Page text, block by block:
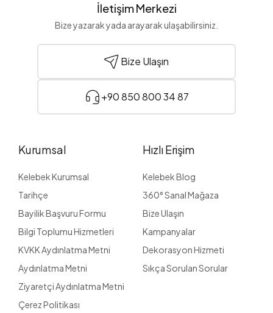
İletişim Merkezi
Bize yazarak yada arayarak ulaşabilirsiniz.
Bize Ulaşın
+90 850 800 34 87
Kurumsal
Kelebek Kurumsal
Tarihçe
Bayilik Başvuru Formu
Bilgi Toplumu Hizmetleri
KVKK Aydınlatma Metni
Aydınlatma Metni
Ziyaretçi Aydınlatma Metni
Çerez Politikası
Hızlı Erişim
Kelebek Blog
360° Sanal Mağaza
Bize Ulaşın
Kampanyalar
Dekorasyon Hizmeti
Sıkça Sorulan Sorular